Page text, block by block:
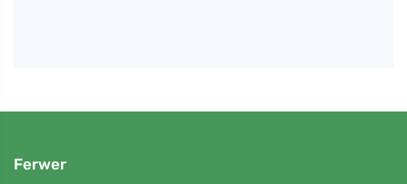
Ferwer